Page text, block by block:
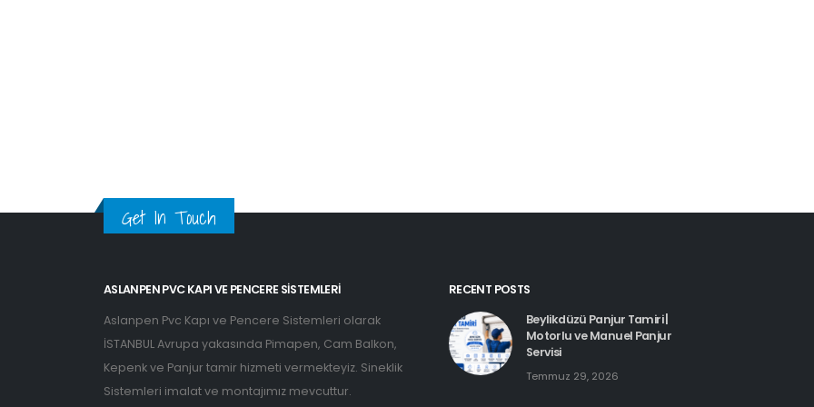
Get In Touch
ASLANPEN PVC KAPI VE PENCERE SISTEMLERI
Aslanpen Pvc Kapı ve Pencere Sistemleri olarak
İSTANBUL Avrupa yakasında Pimapen, Cam Balkon,
Kepenk ve Panjur tamir hizmeti vermekteyiz. Sineklik
Sistemleri imalat ve montajımız mevcuttur.
RECENT POSTS
Beylikdüzü Panjur Tamiri |
Motorlu ve Manuel Panjur
Servisi
Temmuz 29, 2026